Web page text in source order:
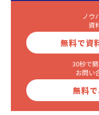
ノウ
資
無料で資
30秒で
お問い
無料